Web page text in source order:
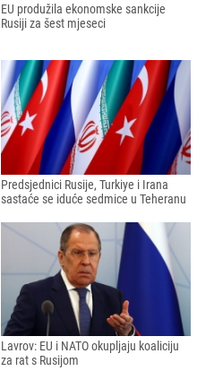
EU produžila ekonomske sankcije
Rusiji za šest mjeseci
Predsjednici Rusije, Turkiye i Irana
sastaće se iduće sedmice u Teheranu
Lavrov: EU i NATO okupljaju koaliciju
za rat s Rusijom